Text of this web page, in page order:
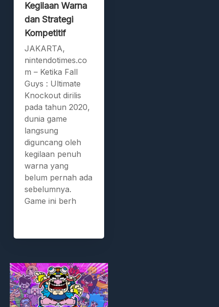
Kegilaan Warna
dan Strategi
Kompetitif
JAKARTA,
nintendotimes.co
m – Ketika Fall
Guys : Ultimate
Knockout dirilis
pada tahun 2020,
dunia game
langsung
diguncang oleh
kegilaan penuh
warna yang
belum pernah ada
sebelumnya.
Game ini berh